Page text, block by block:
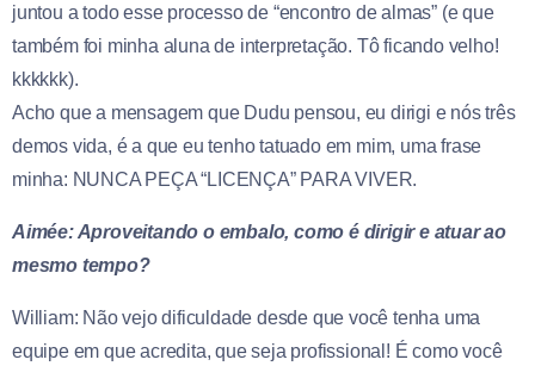
juntou a todo esse processo de “encontro de almas” (e que
também foi minha aluna de interpretação. Tô ficando velho!
kkkkkk).
Acho que a mensagem que Dudu pensou, eu dirigi e nós três
demos vida, é a que eu tenho tatuado em mim, uma frase
minha: NUNCA PEÇA “LICENÇA” PARA VIVER.
Aimée: Aproveitando o embalo, como é dirigir e atuar ao
mesmo tempo?
William: Não vejo dificuldade desde que você tenha uma
equipe em que acredita, que seja profissional! É como você